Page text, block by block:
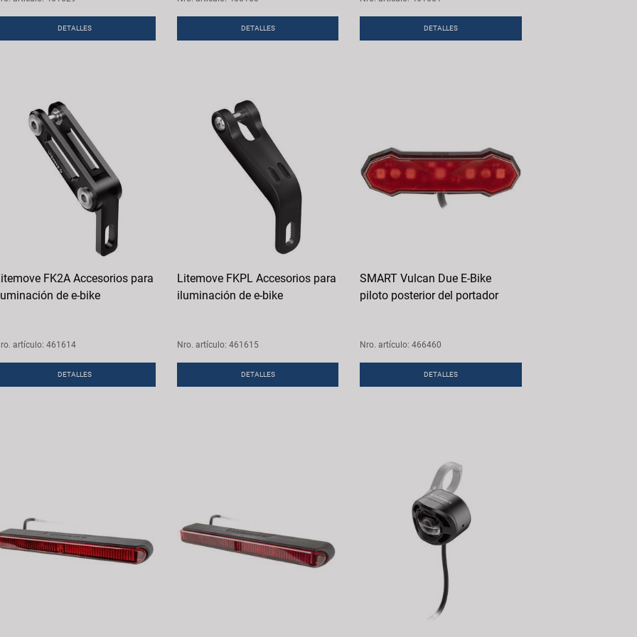
DETALLES DETALLES DETALLES
FK2A Accesorios para
de e-bike
artículo: 461614
DETALLES
Litemove FKPL Accesorios para
iluminación de e-bike
Nro. artículo: 461615
DETALLES
SMART Vulcan Due E-Bike
piloto posterior del portador
Nro. artículo: 466460
DETALLES